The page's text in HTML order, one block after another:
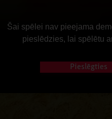
Šai spēlei nav pieejama
pieslēdzies, lai spēlētu
Pieslēgties